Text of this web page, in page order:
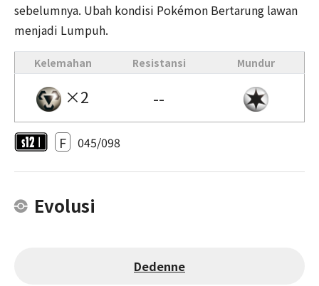
sebelumnya. Ubah kondisi Pokémon Bertarung lawan
menjadi Lumpuh.
Kelemahan Resistansi Mundur
×2 --
F 045/098
Evolusi
Dedenne